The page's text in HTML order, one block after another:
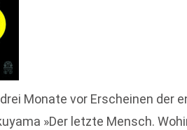
Monate vor Erscheinen
»Der letzte Mensch.